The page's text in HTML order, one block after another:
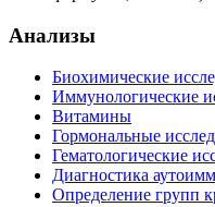
Анализы
Биохимические
Иммунологические
Витамины
Гормональные
Гематологические
Диагностика
Определение групп